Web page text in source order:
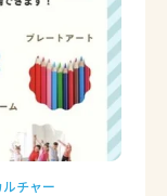
ルチャー